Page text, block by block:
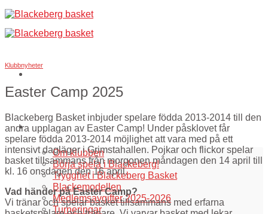
Skip
to
content
Om oss
Om klubben
Börja spela i Blackeberg!
Trygghet i Blackeberg Basket
Blackemodellen
Medlemsavgifter 2025-2026
Turneringar
Klubbnyheter
Easter Camp 2025
Blackeberg Basket inbjuder spelare födda 2013-2014 till den
andra upplagan av Easter Camp! Under påsklovet får
spelare födda 2013-2014 möjlighet att vara med på ett
intensivt dagläger i Grimstahallen. Pojkar och flickor spelar
basket tillsammans från morgonen måndagen den 14 april till
kl. 16 onsdagen den 16 april.
Vad händer på Easter Camp?
Vi tränar och spelar basket tillsammans med erfarna